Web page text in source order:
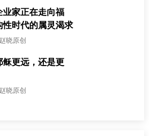
业家正在走向福
时代的属灵渴求
赵晓原创
稣更远，还是更
赵晓原创